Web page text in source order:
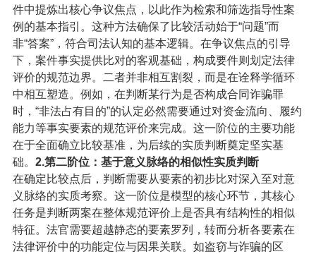
件中提炼出核心争议焦点，以此作为检索和筛选指导性案
例的基本指引。这种方法确保了比较活动始于“问题”而
非“答案”，符合司法认知的基本逻辑。在争议焦点的引导
下，案件事实提供比对的客观基础，构成要件则划定法律
评价的规范边界。二者并非相互割裂，而是在诠释学循环
中相互塑造。例如，在判断某行为是否构成合同诈骗罪
时，“非法占有目的”的认定必然需要通过对资金流向、履约
能力等事实要素的规范评价来完成。这一阶位的主要功能
在于全面确立比较基准，为后续的实质判断奠定坚实基
础。 2.第二阶位：基于意义脉络的相似性实质判断
在确定比较点后，判断需要从要素的初步比对深入至对意
义脉络的实质考察。这一阶位是模型的核心环节，其核心
任务是判断两案在整体规范评价上是否具有结构性的相似
特征。法官需要超越静态的要素罗列，转而分析各要素在
法律评价中的功能定位与因果关联。如盗窃与诈骗的区